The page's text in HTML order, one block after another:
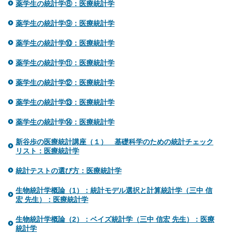
薬学生の統計学⑧：医療統計学
薬学生の統計学⑨：医療統計学
薬学生の統計学⑩：医療統計学
薬学生の統計学⑪：医療統計学
薬学生の統計学⑫：医療統計学
薬学生の統計学⑬：医療統計学
薬学生の統計学⑭：医療統計学
新谷歩の医療統計講座（１） 基礎科学のための統計チェック
リスト：医療統計学
統計テストの選び方：医療統計学
生物統計学概論（1）：統計モデル選択と計算統計学（三中 信
宏 先生）：医療統計学
生物統計学概論（2）：ベイズ統計学（三中 信宏 先生）：医療
統計学